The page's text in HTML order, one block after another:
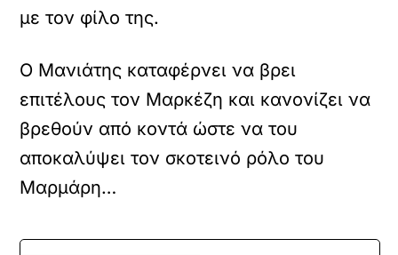
με τον φίλο της.
Ο Μανιάτης καταφέρνει να βρει
επιτέλους τον Μαρκέζη και κανονίζει να
βρεθούν από κοντά ώστε να του
αποκαλύψει τον σκοτεινό ρόλο του
Μαρμάρη…